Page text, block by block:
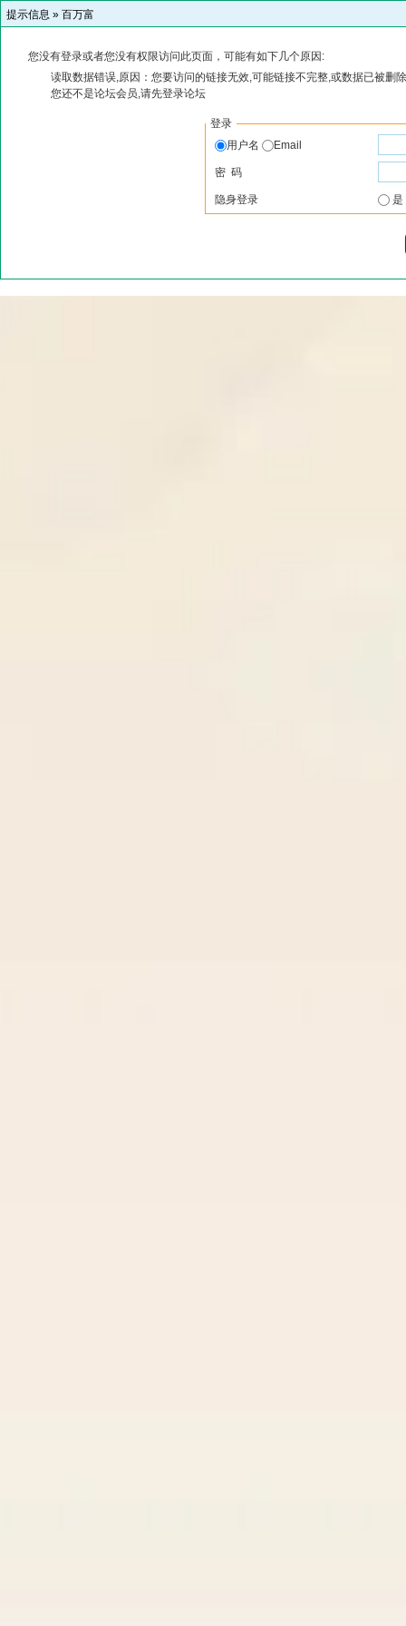
提示信息 » 百万富
您没有登录或者您没有权限访问此页面，可能有如下几个原因:
读取数据错误,原因：您要访问的链接无效,可能链接不完整,或数据已被删
您还不是论坛会员,请先登录论坛
登录
用户名
Email
密 码
隐身登录